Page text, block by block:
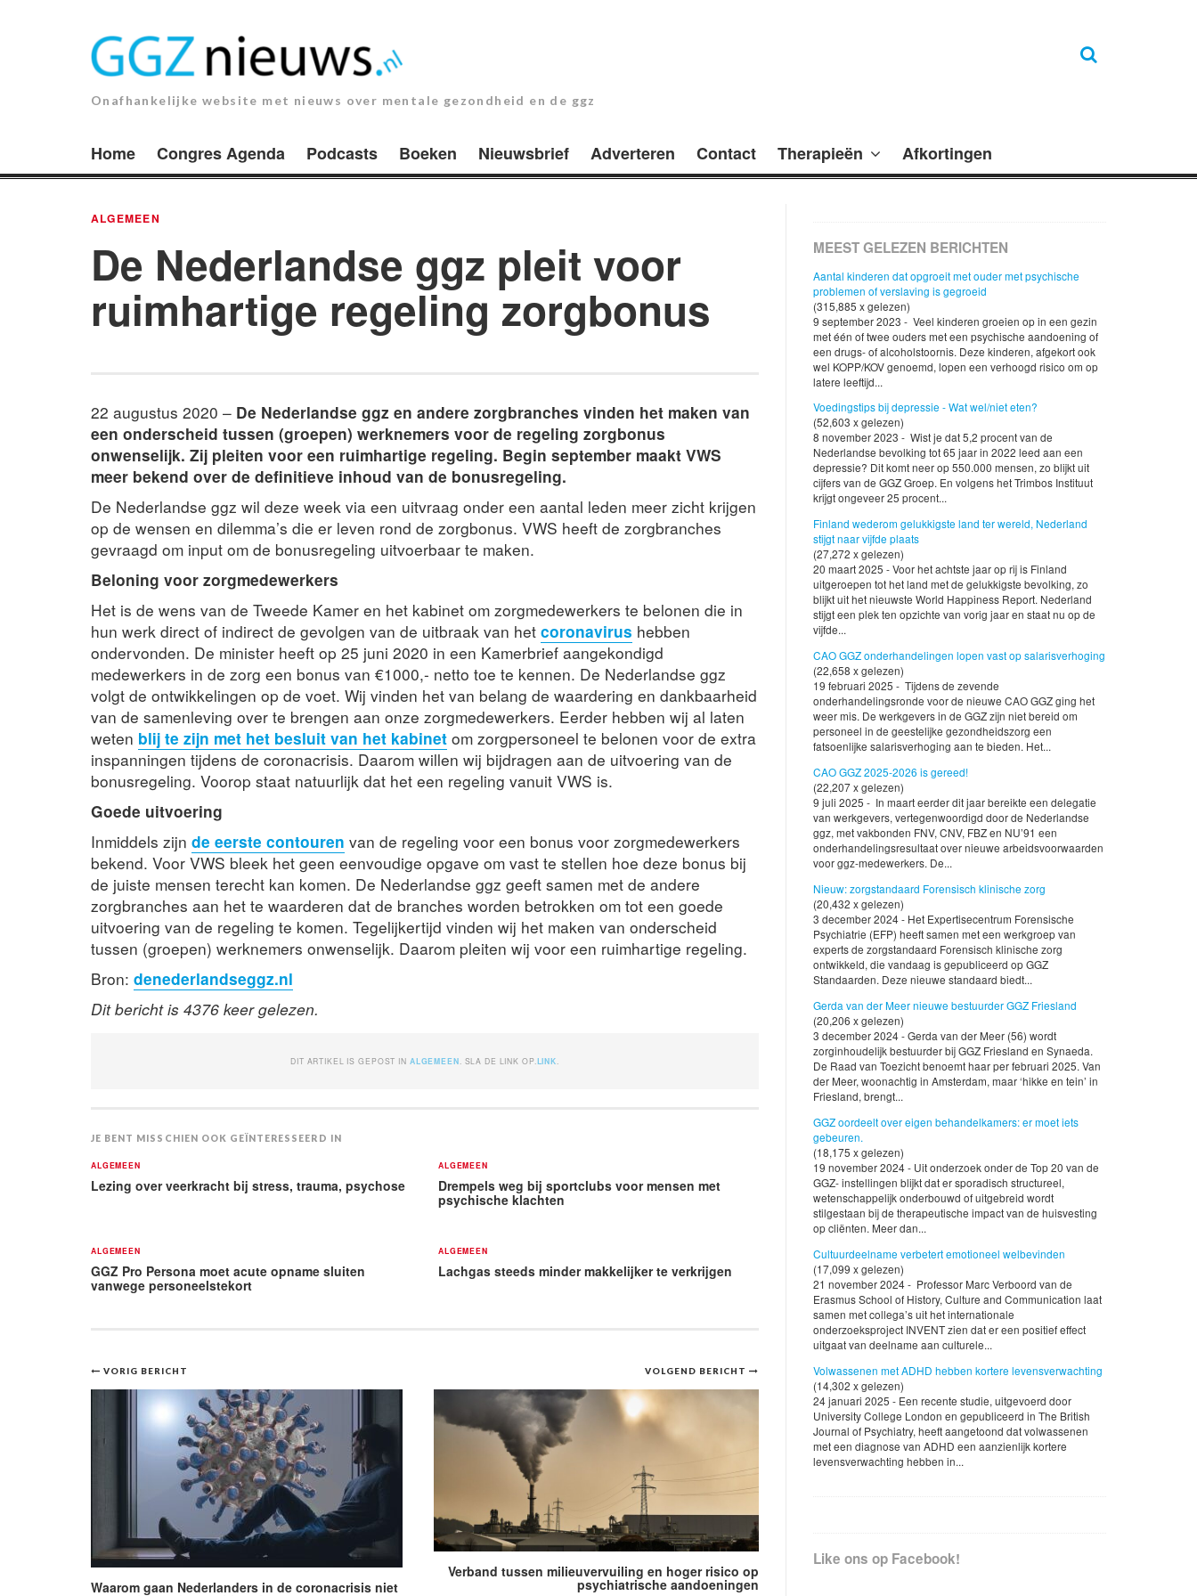
Onafhankelijke website met nieuws over mentale gezondheid en de ggz
Home Congres Agenda Podcasts Boeken Nieuwsbrief Adverteren Contact Therapieën Afkortingen
ALGEMEEN
De Nederlandse ggz pleit voor
ruimhartige regeling zorgbonus
22 augustus 2020 – De Nederlandse ggz en andere zorgbranches vinden het maken van
een onderscheid tussen (groepen) werknemers voor de regeling zorgbonus
onwenselijk. Zij pleiten voor een ruimhartige regeling. Begin september maakt VWS
meer bekend over de definitieve inhoud van de bonusregeling.
De Nederlandse ggz wil deze week via een uitvraag onder een aantal leden meer zicht krijgen
op de wensen en dilemma’s die er leven rond de zorgbonus. VWS heeft de zorgbranches
gevraagd om input om de bonusregeling uitvoerbaar te maken.
Beloning voor zorgmedewerkers
Het is de wens van de Tweede Kamer en het kabinet om zorgmedewerkers te belonen die in
hun werk direct of indirect de gevolgen van de uitbraak van het coronavirus hebben
ondervonden. De minister heeft op 25 juni 2020 in een Kamerbrief aangekondigd
medewerkers in de zorg een bonus van €1000,- netto toe te kennen. De Nederlandse ggz
volgt de ontwikkelingen op de voet. Wij vinden het van belang de waardering en dankbaarheid
van de samenleving over te brengen aan onze zorgmedewerkers. Eerder hebben wij al laten
weten blij te zijn met het besluit van het kabinet om zorgpersoneel te belonen voor de extra
inspanningen tijdens de coronacrisis. Daarom willen wij bijdragen aan de uitvoering van de
bonusregeling. Voorop staat natuurlijk dat het een regeling vanuit VWS is.
Goede uitvoering
Inmiddels zijn de eerste contouren van de regeling voor een bonus voor zorgmedewerkers
bekend. Voor VWS bleek het geen eenvoudige opgave om vast te stellen hoe deze bonus bij
de juiste mensen terecht kan komen. De Nederlandse ggz geeft samen met de andere
zorgbranches aan het te waarderen dat de branches worden betrokken om tot een goede
uitvoering van de regeling te komen. Tegelijkertijd vinden wij het maken van onderscheid
tussen (groepen) werknemers onwenselijk. Daarom pleiten wij voor een ruimhartige regeling.
Bron: denederlandseggz.nl
Dit bericht is 4376 keer gelezen.
DIT ARTIKEL IS GEPOST IN ALGEMEEN . SLA DE LINK OP. LINK
JE BENT MISSCHIEN OOK GEÏNTERESSEERD IN
ALGEMEEN
Lezing over veerkracht bij stress, trauma, psychose
ALGEMEEN
Drempels weg bij sportclubs voor mensen met
psychische klachten
ALGEMEEN
GGZ Pro Persona moet acute opname sluiten
vanwege personeelstekort
ALGEMEEN
Lachgas steeds minder makkelijker te verkrijgen
Bericht
navigatie
VOLGEND BERICHT
Verband tussen milieuvervuiling en hoger risico op
psychiatrische aandoeningen
VORIG BERICHT
Waarom gaan Nederlanders in de coronacrisis niet
MEEST GELEZEN BERICHTEN
Aantal kinderen dat opgroeit met ouder met psychische
problemen of verslaving is gegroeid
(315,885 x gelezen)
9 september 2023 - Veel kinderen groeien op in een gezin
met één of twee ouders met een psychische aandoening of
een drugs- of alcoholstoornis. Deze kinderen, afgekort ook
wel KOPP/KOV genoemd, lopen een verhoogd risico om op
latere leeftijd...
Voedingstips bij depressie - Wat wel/niet eten?
(52,603 x gelezen)
8 november 2023 - Wist je dat 5,2 procent van de
Nederlandse bevolking tot 65 jaar in 2022 leed aan een
depressie? Dit komt neer op 550.000 mensen, zo blijkt uit
cijfers van de GGZ Groep. En volgens het Trimbos Instituut
krijgt ongeveer 25 procent...
Finland wederom gelukkigste land ter wereld, Nederland
stijgt naar vijfde plaats
(27,272 x gelezen)
20 maart 2025 - Voor het achtste jaar op rij is Finland
uitgeroepen tot het land met de gelukkigste bevolking, zo
blijkt uit het nieuwste World Happiness Report. Nederland
stijgt een plek ten opzichte van vorig jaar en staat nu op de
vijfde...
CAO GGZ onderhandelingen lopen vast op salarisverhoging
(22,658 x gelezen)
19 februari 2025 - Tijdens de zevende
onderhandelingsronde voor de nieuwe CAO GGZ ging het
weer mis. De werkgevers in de GGZ zijn niet bereid om
personeel in de geestelijke gezondheidszorg een
fatsoenlijke salarisverhoging aan te bieden. Het...
CAO GGZ 2025-2026 is gereed!
(22,207 x gelezen)
9 juli 2025 - In maart eerder dit jaar bereikte een delegatie
van werkgevers, vertegenwoordigd door de Nederlandse
ggz, met vakbonden FNV, CNV, FBZ en NU’91 een
onderhandelingsresultaat over nieuwe arbeidsvoorwaarden
voor ggz-medewerkers. De...
Nieuw: zorgstandaard Forensisch klinische zorg
(20,432 x gelezen)
3 december 2024 - Het Expertisecentrum Forensische
Psychiatrie (EFP) heeft samen met een werkgroep van
experts de zorgstandaard Forensisch klinische zorg
ontwikkeld, die vandaag is gepubliceerd op GGZ
Standaarden. Deze nieuwe standaard biedt...
Gerda van der Meer nieuwe bestuurder GGZ Friesland
(20,206 x gelezen)
3 december 2024 - Gerda van der Meer (56) wordt
zorginhoudelijk bestuurder bij GGZ Friesland en Synaeda.
De Raad van Toezicht benoemt haar per februari 2025. Van
der Meer, woonachtig in Amsterdam, maar ‘hikke en tein’ in
Friesland, brengt...
GGZ oordeelt over eigen behandelkamers: er moet iets
gebeuren.
(18,175 x gelezen)
19 november 2024 - Uit onderzoek onder de Top 20 van de
GGZ- instellingen blijkt dat er sporadisch structureel,
wetenschappelijk onderbouwd of uitgebreid wordt
stilgestaan bij de therapeutische impact van de huisvesting
op cliënten. Meer dan...
Cultuurdeelname verbetert emotioneel welbevinden
(17,099 x gelezen)
21 november 2024 - Professor Marc Verboord van de
Erasmus School of History, Culture and Communication laat
samen met collega’s uit het internationale
onderzoeksproject INVENT zien dat er een positief effect
uitgaat van deelname aan culturele...
Volwassenen met ADHD hebben kortere levensverwachting
(14,302 x gelezen)
24 januari 2025 - Een recente studie, uitgevoerd door
University College London en gepubliceerd in The British
Journal of Psychiatry, heeft aangetoond dat volwassenen
met een diagnose van ADHD een aanzienlijk kortere
levensverwachting hebben in...
Like ons op Facebook!